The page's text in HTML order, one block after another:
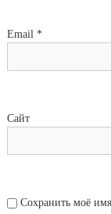
Email *
Сайт
Сохранить моё